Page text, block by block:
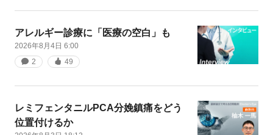
アレルギー診療に「医療の空白」も
2026年8月4日 6:00
2
49
レミフェンタニルPCA分娩鎮痛をどう
位置付けるか